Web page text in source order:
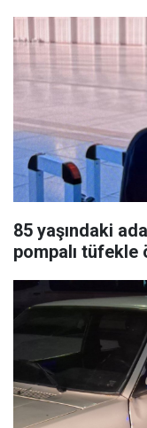
85 yaşındaki
pompalı tüfekle